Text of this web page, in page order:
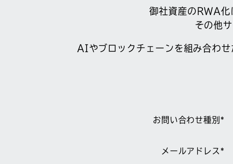
御社資産のRWA化
その他
AIやブロックチェーンを組み合わ
お問い合わせ種別*
メールアドレス*